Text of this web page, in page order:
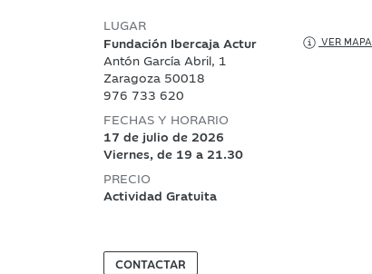
LUGAR
Fundación Ibercaja Actur
VER MAPA
Antón García Abril, 1
Zaragoza 50018
976 733 620
FECHAS Y HORARIO
17 de julio de 2026
Viernes, de 19 a 21.30
PRECIO
Actividad Gratuita
CONTACTAR